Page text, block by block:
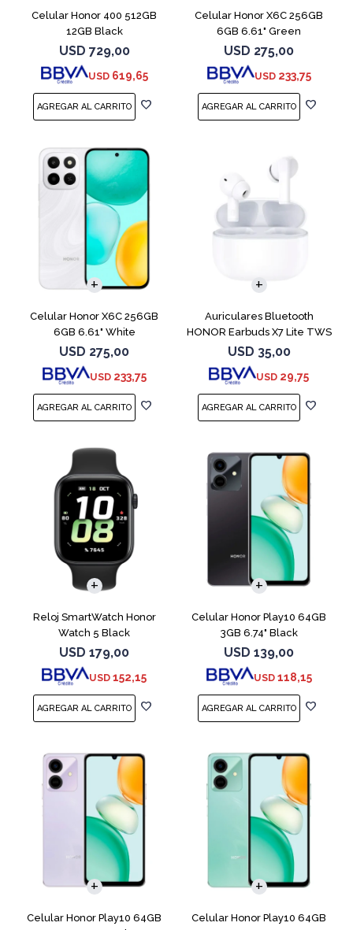
Celular Honor 400 512GB
12GB Black
USD 729,00
USD 619,65
Celular Honor X6C 256GB
6GB 6.61" Green
USD 275,00
USD 233,75
Celular Honor X6C 256GB
6GB 6.61" White
USD 275,00
USD 233,75
COMPARAR
Auriculares Bluetooth
HONOR Earbuds X7 Lite TWS
White
USD 35,00
USD 29,75
Reloj SmartWatch Honor
Watch 5 Black
USD 179,00
USD 152,15
Celular Honor Play10 64GB
3GB 6.74" Black
USD 139,00
USD 118,15
COMPARAR
Celular Honor Play10 64GB
COMPARAR
Celular Honor Play10 64GB
COMPARAR